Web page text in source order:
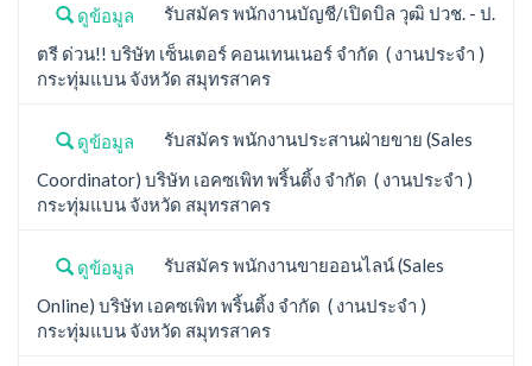
ดูข้อมูล
รับสมัคร พนักงานบัญชี/เปิดบิล วุฒิ ปวช. - ป.
ตรี ด่วน!! บริษัท เซ็นเตอร์ คอนเทนเนอร์ จำกัด ( งานประจำ )
กระทุ่มแบน จังหวัด สมุทรสาคร
ดูข้อมูล
รับสมัคร พนักงานประสานฝ่ายขาย (Sales
Coordinator) บริษัท เอคซเพิท พริ้นติ้ง จำกัด ( งานประจำ )
กระทุ่มแบน จังหวัด สมุทรสาคร
ดูข้อมูล
รับสมัคร พนักงานขายออนไลน์ (Sales
Online) บริษัท เอคซเพิท พริ้นติ้ง จำกัด ( งานประจำ )
กระทุ่มแบน จังหวัด สมุทรสาคร